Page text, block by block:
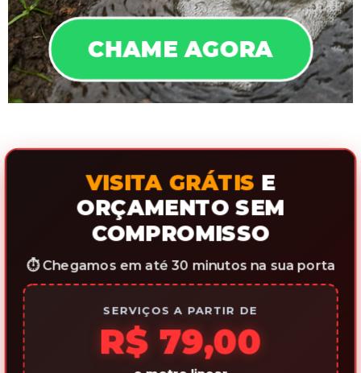
CHAME AGORA
VISITA GRÁTISE
ORÇAMENTO SEM
COMPROMISSO
⏱️ Chegamos em até 30 minutos na sua porta
SERVIÇOS A PARTIR DE
R$ 79,00